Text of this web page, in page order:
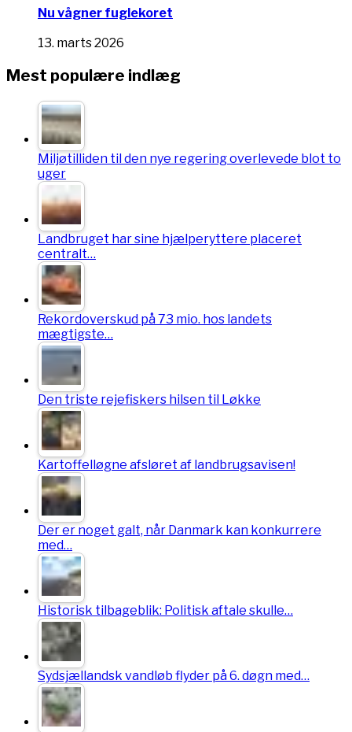
Nu vågner fuglekoret
13. marts 2026
Mest populære indlæg
Miljøtilliden til den nye regering overlevede blot to
uger
Landbruget har sine hjælperyttere placeret
centralt…
Rekordoverskud på 73 mio. hos landets
mægtigste…
Den triste rejefiskers hilsen til Løkke
Kartoffelløgne afsløret af landbrugsavisen!
Der er noget galt, når Danmark kan konkurrere
med…
Historisk tilbageblik: Politisk aftale skulle…
Sydsjællandsk vandløb flyder på 6. døgn med…